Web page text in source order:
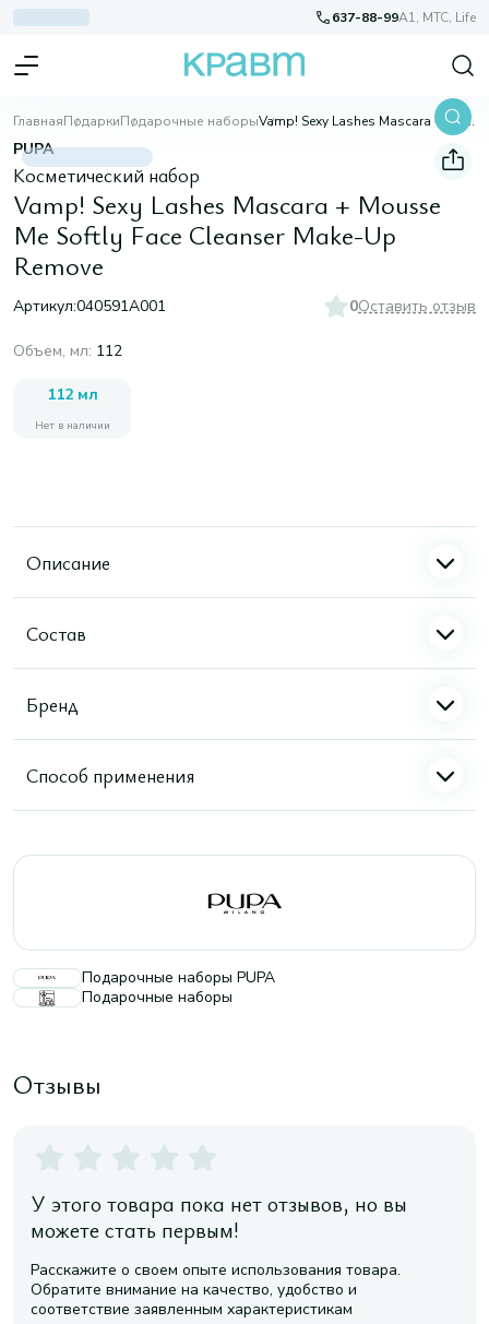
637-88-99A1, МТС, Life
ГлавнаяПодаркиПодарочные наборы Vamp! Sexy Lashes Mascara + Mousse Me Softly Face Cleanser Make-Up Remove
PUPA
Косметический набор
Vamp! Sexy Lashes Mascara + Mousse
Me Softly Face Cleanser Make-Up
Remove
Артикул:040591A001 0Оставить отзыв
Объем, мл: 112
112 мл
Нет в наличии
Описание
Состав
Бренд
Способ применения
Подарочные наборы PUPA
Подарочные наборы
Отзывы
У этого товара пока нет отзывов, но вы
можете стать первым!
Расскажите о своем опыте использования товара.
Обратите внимание на качество, удобство и
соответствие заявленным характеристикам